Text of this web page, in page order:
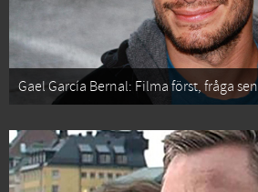
Gael García Bernal: Filma först, fråga sen